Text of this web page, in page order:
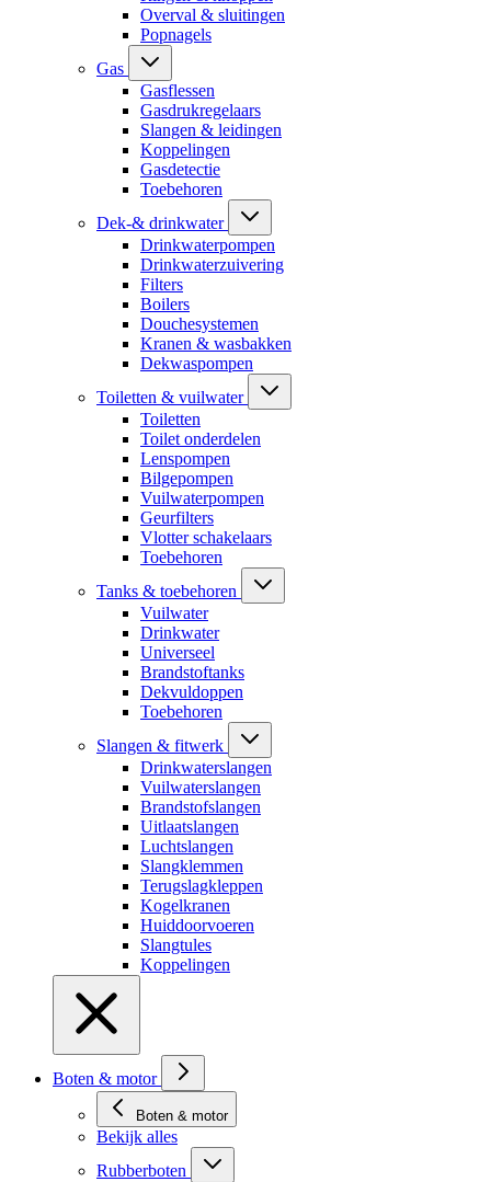
Overval & sluitingen
Popnagels
Gas
Gasflessen
Gasdrukregelaars
Slangen & leidingen
Koppelingen
Gasdetectie
Toebehoren
Dek-& drinkwater
Drinkwaterpompen
Drinkwaterzuivering
Filters
Boilers
Douchesystemen
Kranen & wasbakken
Dekwaspompen
Toiletten & vuilwater
Toiletten
Toilet onderdelen
Lenspompen
Bilgepompen
Vuilwaterpompen
Geurfilters
Vlotter schakelaars
Toebehoren
Tanks & toebehoren
Vuilwater
Drinkwater
Universeel
Brandstoftanks
Dekvuldoppen
Toebehoren
Slangen & fitwerk
Drinkwaterslangen
Vuilwaterslangen
Brandstofslangen
Uitlaatslangen
Luchtslangen
Slangklemmen
Terugslagkleppen
Kogelkranen
Huiddoorvoeren
Slangtules
Koppelingen
Boten & motor
Boten & motor
Bekijk alles
Rubberboten